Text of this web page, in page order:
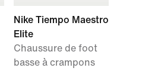
Nike Tiempo Maestro
Elite
Chaussure de foot
basse à crampons